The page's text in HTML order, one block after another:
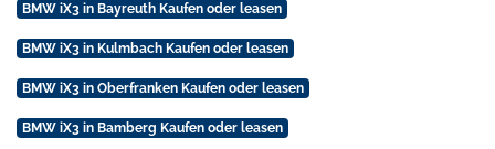
BMW iX3 in Bayreuth Kaufen oder leasen
BMW iX3 in Kulmbach Kaufen oder leasen
BMW iX3 in Oberfranken Kaufen oder leasen
BMW iX3 in Bamberg Kaufen oder leasen